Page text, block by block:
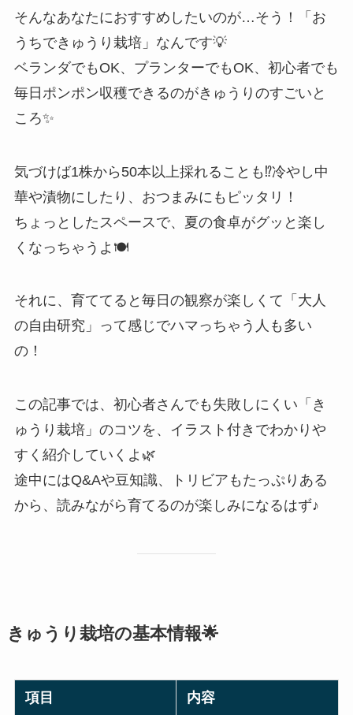
そんなあなたにおすすめしたいのが…そう！「お
うちできゅうり栽培」なんです💡
ベランダでもOK、プランターでもOK、初心者でも
毎日ポンポン収穫できるのがきゅうりのすごいと
ころ✨
気づけば1株から50本以上採れることも⁉️冷やし中
華や漬物にしたり、おつまみにもピッタリ！
ちょっとしたスペースで、夏の食卓がグッと楽し
くなっちゃうよ🍽️
それに、育ててると毎日の観察が楽しくて「大人
の自由研究」って感じでハマっちゃう人も多い
の！
この記事では、初心者さんでも失敗しにくい「き
ゅうり栽培」のコツを、イラスト付きでわかりや
すく紹介していくよ🌿
途中にはQ&Aや豆知識、トリビアもたっぷりある
から、読みながら育てるのが楽しみになるはず♪
きゅうり栽培の基本情報🌟
項目 内容